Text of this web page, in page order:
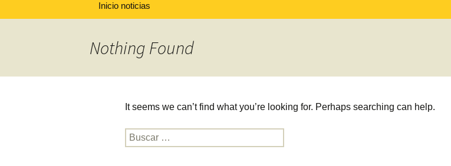
Inicio noticias
Nothing Found
It seems we can’t find what you’re looking for. Perhaps searching can help.
Buscar: